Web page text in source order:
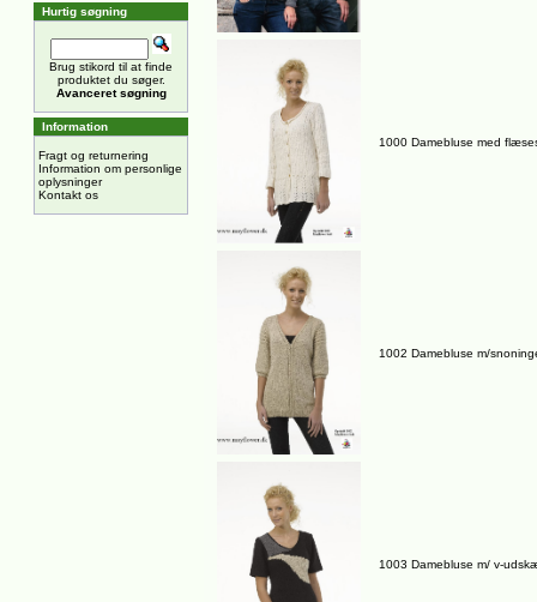
Hurtig søgning
Brug stikord til at finde
produktet du søger.
Avanceret søgning
Information
Fragt og returnering
Information om personlige
oplysninger
Kontakt os
1000 Damebluse med
1002 Damebluse m/
1003 Damebluse m/ v-